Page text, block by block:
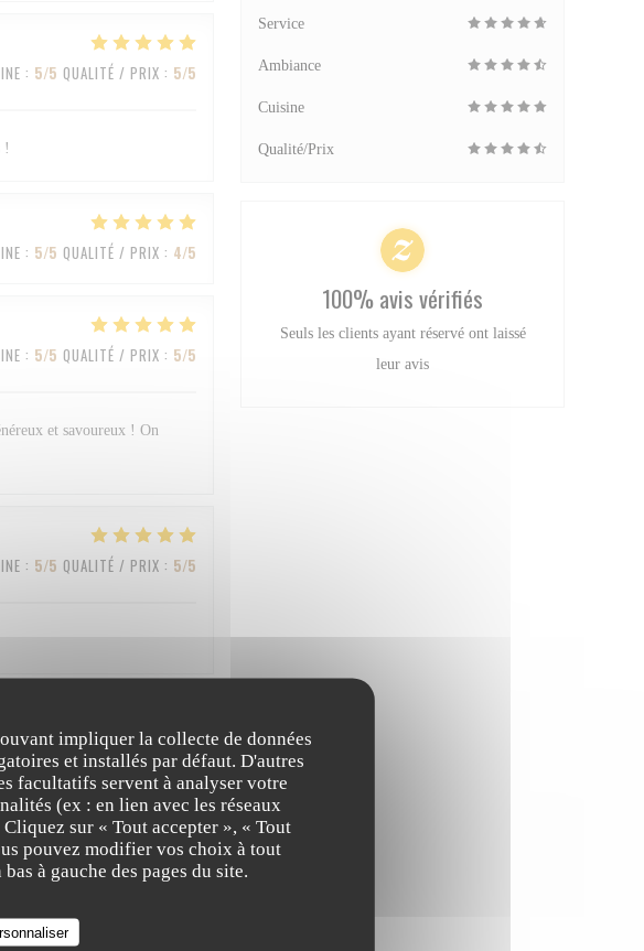
impliquer la collecte de données
et installés par défaut. D'autres
facultatifs servent à analyser votre
(ex : en lien avec les réseaux
sur « Tout accepter », « Tout
pouvez modifier vos choix à tout
à gauche des pages du site.
: 5/5 QUALITÉ / PRIX : 5/5
!
: 5/5 QUALITÉ / PRIX : 4/5
: 5/5 QUALITÉ / PRIX : 5/5
et savoureux ! On
: 5/5 QUALITÉ / PRIX : 5/5
: 4/5 QUALITÉ / PRIX: 3/5
: 5/5 QUALITÉ / PRIX: 4/5
Service
Ambiance
Cuisine
Qualité/Prix
100% avis vérifiés
Seuls les clients ayant réservé ont laissé
leur avis